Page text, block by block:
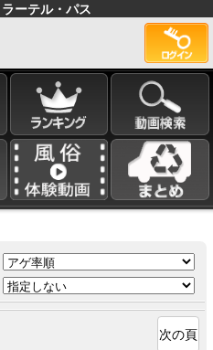
ーテル・パス
次の頁